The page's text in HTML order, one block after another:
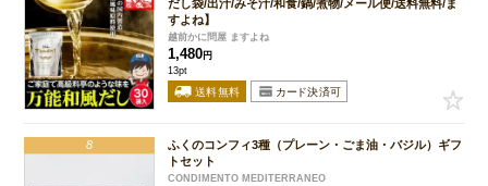
だし袋/出汁/みそ汁/和食/鍋/煮物/メール便/送料無料/ま
すよね】
越前かに問屋 ますよね
1,480 円
13pt
8
ふくのコンフィ3種（プレーン・ごま油・バジル）ギフ
トセット
CONDIMENTO MEDITERRANEO